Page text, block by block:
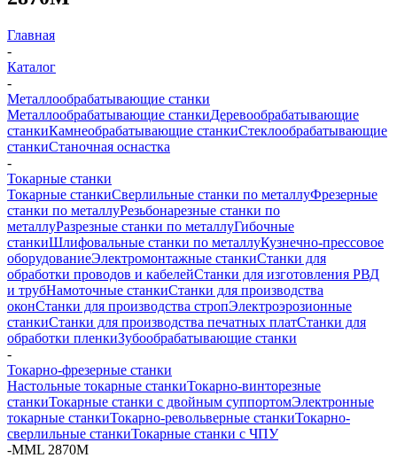
Главная
-
Каталог
-
Металлообрабатывающие станки
Металлообрабатывающие станкиДеревообрабатывающие
станкиКамнеобрабатывающие станкиСтеклообрабатывающие
станкиСтаночная оснастка
-
Токарные станки
Токарные станкиСверлильные станки по металлуФрезерные
станки по металлуРезьбонарезные станки по
металлуРазрезные станки по металлуГибочные
станкиШлифовальные станки по металлуКузнечно-прессовое
оборудованиеЭлектромонтажные станкиСтанки для
обработки проводов и кабелейСтанки для изготовления РВД
и трубНамоточные станкиСтанки для производства
оконСтанки для производства стропЭлектроэрозионные
станкиСтанки для производства печатных платСтанки для
обработки пленкиЗубообрабатывающие станки
-
Токарно-фрезерные станки
Настольные токарные станкиТокарно-винторезные
станкиТокарные станки с двойным суппортомЭлектронные
токарные станкиТокарно-револьверные станкиТокарно-
сверлильные станкиТокарные станки с ЧПУ
-MML 2870M